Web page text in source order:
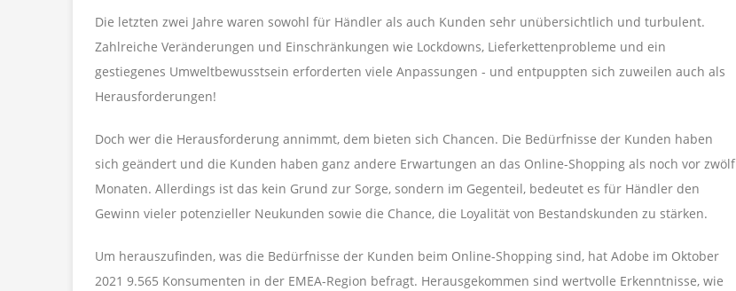
Die letzten zwei Jahre waren sowohl für Händler als auch Kunden sehr unübersichtlich und turbulent.
Zahlreiche Veränderungen und Einschränkungen wie Lockdowns, Lieferkettenprobleme und ein
gestiegenes Umweltbewusstsein erforderten viele Anpassungen - und entpuppten sich zuweilen auch als
Herausforderungen!
Doch wer die Herausforderung annimmt, dem bieten sich Chancen. Die Bedürfnisse der Kunden haben
sich geändert und die Kunden haben ganz andere Erwartungen an das Online-Shopping als noch vor zwölf
Monaten. Allerdings ist das kein Grund zur Sorge, sondern im Gegenteil, bedeutet es für Händler den
Gewinn vieler potenzieller Neukunden sowie die Chance, die Loyalität von Bestandskunden zu stärken.
Um herauszufinden, was die Bedürfnisse der Kunden beim Online-Shopping sind, hat Adobe im Oktober
2021 9.565 Konsumenten in der EMEA-Region befragt. Herausgekommen sind wertvolle Erkenntnisse, wie